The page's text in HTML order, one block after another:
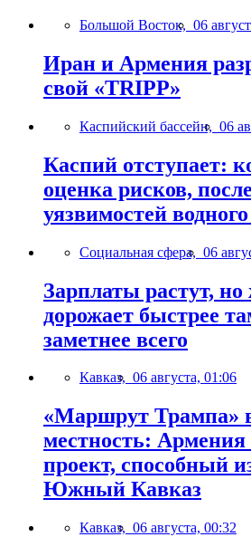
Большой Восток, 06
Иран и Армения
свой «TRIPP»
Каспийский бассейн, 06
Каспий отступает:
оценка рисков,
уязвимостей
Социальная сфера, 06
Зарплаты растут, но
дорожает быстрее
заметнее всего
Кавказ, 06 августа, 01:06
«Маршрут Трампа»
местность: Армения
проект, способный
Южный Кавказ
Кавказ, 06 августа, 00:32